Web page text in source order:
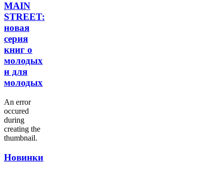
MAIN
STREET:
новая
серия
книг о
молодых
и для
молодых
An error
occured
during
creating the
thumbnail.
Новинки